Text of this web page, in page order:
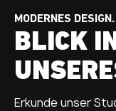
MODERNES
BLICK
Erkunde unser